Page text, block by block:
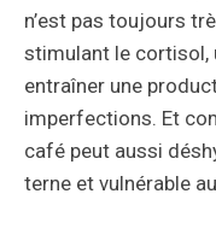
n’est pas toujours
stimulant le cortisol,
entraîner une
imperfections. Et
café peut aussi
terne et vulnérable